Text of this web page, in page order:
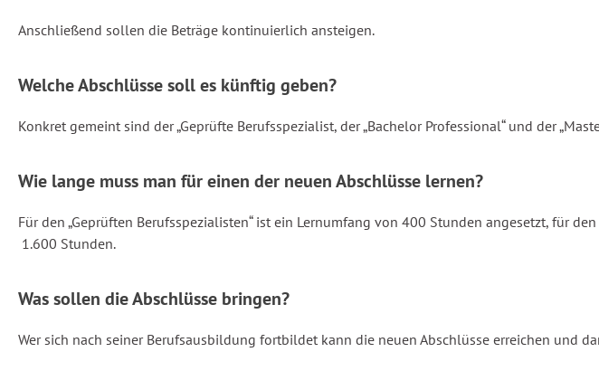
Anschließend sollen die Beträge kontinuierlich ansteigen.
Welche Abschlüsse soll es künftig geben?
Konkret gemeint sind der „Geprüfte Berufsspezialist, der „Bachelor Professional“ und der
Wie lange muss man für einen der neuen Abschlüsse lernen?
Für den „Geprüften Berufsspezialisten“ ist ein Lernumfang von 400 Stunden angesetzt, für
1.600 Stunden.
Was sollen die Abschlüsse bringen?
Wer sich nach seiner Berufsausbildung fortbildet kann die neuen Abschlüsse erreichen und